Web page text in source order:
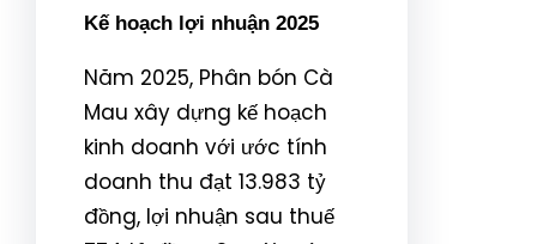
Kế hoạch lợi nhuận 2025
Năm 2025, Phân bón Cà
Mau xây dựng kế hoạch
kinh doanh với ước tính
doanh thu đạt 13.983 tỷ
đồng, lợi nhuận sau thuế